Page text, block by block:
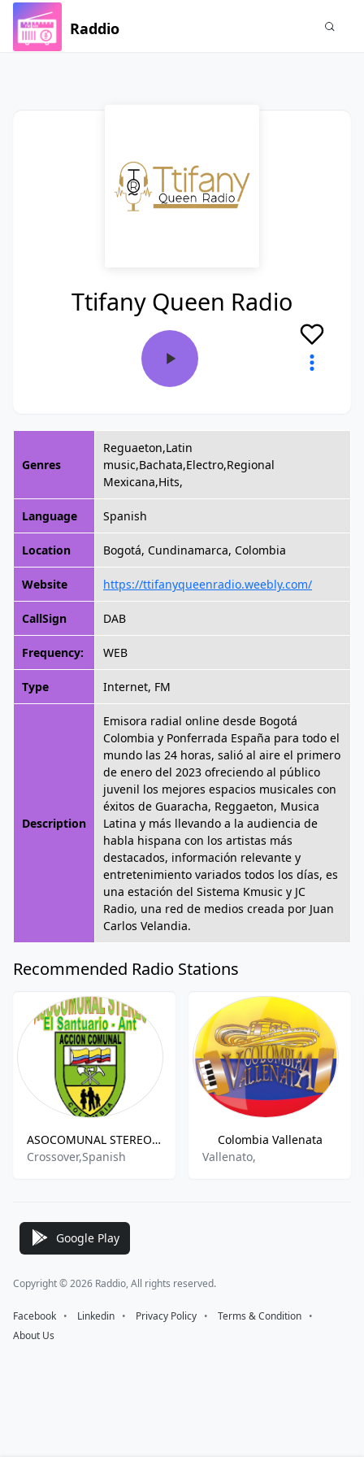
Raddio
Ttifany Queen Radio
Genres
Reguaeton,Latin
music,Bachata,Electro,Regional
Mexicana,Hits,
Language Spanish
Location Bogotá, Cundinamarca, Colombia
Website https://ttifanyqueenradio.weebly.com/
CallSign DAB
Frequency: WEB
Type Internet, FM
Description
Emisora radial online desde Bogotá
Colombia y Ponferrada España para todo el
mundo las 24 horas, salió al aire el primero
de enero del 2023 ofreciendo al público
juvenil los mejores espacios musicales con
éxitos de Guaracha, Reggaeton, Musica
Latina y más llevando a la audiencia de
habla hispana con los artistas más
destacados, información relevante y
entretenimiento variados todos los días, es
una estación del Sistema Kmusic y JC
Radio, una red de medios creada por Juan
Carlos Velandia.
Recommended Radio Stations
ASOCOMUNAL STEREO 89.4 F.M.
Crossover,Spanish
Colombia Vallenata
Vallenato,
Google Play
Copyright © 2026 Raddio, All rights reserved.
Facebook ⠀•⠀ Linkedin ⠀•⠀ Privacy Policy ⠀•⠀ Terms & Condition ⠀•⠀
About Us